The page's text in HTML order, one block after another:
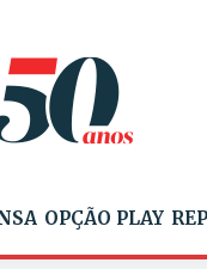
OPÇÃO PLAY